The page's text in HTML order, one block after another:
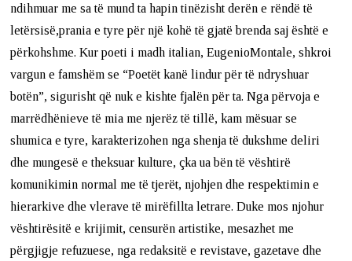
ndihmuar me sa të mund ta hapin tinëzisht derën e rëndë të
letërsisë,prania e tyre për një kohë të gjatë brenda saj është e
përkohshme. Kur poeti i madh italian, EugenioMontale, shkroi
vargun e famshëm se “Poetët kanë lindur për të ndryshuar
botën”, sigurisht që nuk e kishte fjalën për ta. Nga përvoja e
marrëdhënieve të mia me njerëz të tillë, kam mësuar se
shumica e tyre, karakterizohen nga shenja të dukshme deliri
dhe mungesë e theksuar kulture, çka ua bën të vështirë
komunikimin normal me të tjerët, njohjen dhe respektimin e
hierarkive dhe vlerave të mirëfillta letrare. Duke mos njohur
vështirësitë e krijimit, censurën artistike, mesazhet me
përgjigje refuzuese, nga redaksitë e revistave, gazetave dhe